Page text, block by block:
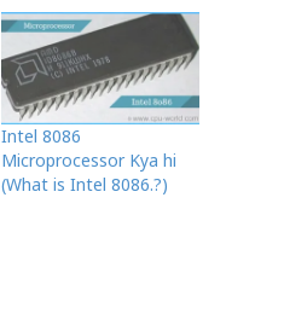
Intel 8086
Microprocessor Kya hi
(What is Intel 8086.?)